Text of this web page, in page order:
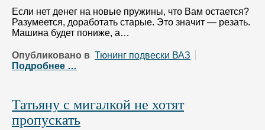
Если нет денег на новые пружины, что Вам остается?
Разумеется, доработать старые. Это значит — резать.
Машина будет пониже, а…
Опубликовано в Тюнинг подвески ВАЗ
Подробнее …
Татьяну с мигалкой не хотят
пропускать